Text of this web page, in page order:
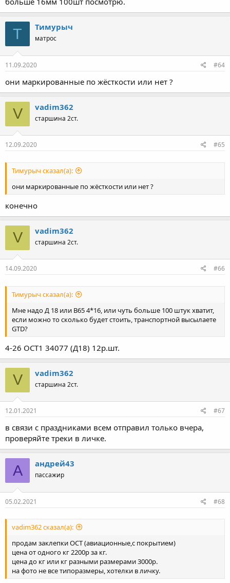
Т Тимурыч
матрос
11.09.2020 #64
они маркированные по жёсткости или нет ?
V vadim362
старшина 2ст.
12.09.2020 #65
Тимурыч сказал(а):
они маркированные по жёсткости или нет ?
конечно
V vadim362
старшина 2ст.
14.09.2020 #66
Тимурыч сказал(а):
Мне надо Д 18 или В65 4*16, или чуть больше 100 штук хватит,
если можно то сколько будет стоить, транспортной высылаете
GTD?
4-26 ОСТ1 34077 (Д18) 12р.шт.
V vadim362
старшина 2ст.
12.01.2021 #67
в связи с праздниками всем отправил только вчера,
проверяйте треки в личке.
А андрей43
пассажир
05.02.2021 #68
vadim362 сказал(а):
продам заклепки ОСТ (авиационные,с покрытием)
цена от одного кг 2200р за кг.
цена до кг или кг разными размерами 3000р.
на фото не все типоразмеры, хотелки в личку.